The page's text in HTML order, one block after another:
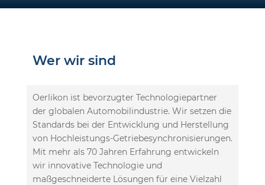
Wer wir sind
Oerlikon ist bevorzugter Technologiepartner
der globalen Automobilindustrie. Wir setzen die
Standards bei der Entwicklung und Herstellung
von Hochleistungs-Getriebesynchronisierungen.
Mit mehr als 70 Jahren Erfahrung entwickeln
wir innovative Technologie und
maßgeschneiderte Lösungen für eine Vielzahl